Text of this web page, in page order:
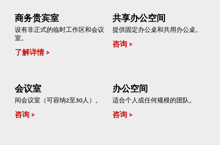
商务贵宾室
设有非正式的临时工作区和会议
室。
了解详情
共享办公空间
提供固定办公桌和共用办公桌。
咨询
会议室
间会议室（可容纳2至30人）。
咨询
办公空间
适合个人或任何规模的团队。
咨询